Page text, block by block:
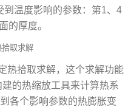
温度影响的参数：第1、4
的厚度。
取求解
热拾取求解，这个求解功能
的热缩放工具来计算热系
各个影响参数的热膨胀变